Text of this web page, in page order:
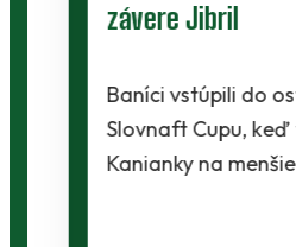
závere Jibril
Baníci vstúpili do ostrej
Slovnaft Cupu, keď
Kanianky na menšie